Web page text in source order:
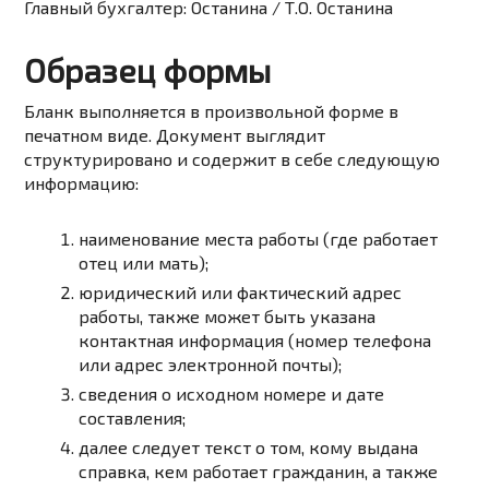
Главный бухгалтер:Останина / Т.О. Останина
Образец формы
Бланк выполняется в произвольной форме в
печатном виде. Документ выглядит
структурировано и содержит в себе следующую
информацию:
наименование места работы (где работает
отец или мать);
юридический или фактический адрес
работы, также может быть указана
контактная информация (номер телефона
или адрес электронной почты);
сведения о исходном номере и дате
составления;
далее следует текст о том, кому выдана
справка, кем работает гражданин, а также